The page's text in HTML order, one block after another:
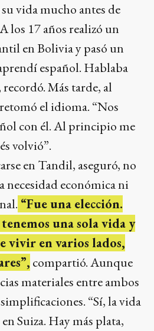
vida mucho antes de
los 17 años realizó un
en Bolivia y pasó un
español. Hablaba
Más tarde, al
el idioma. “Nos
con él. Al principio me
volvió”.
en Tandil, aseguró, no
necesidad económica ni
“Fue una elección.
una sola vida y
vivir en varios lados,
compartió. Aunque
materiales entre ambos
“Sí, la vida
Suiza. Hay más plata,